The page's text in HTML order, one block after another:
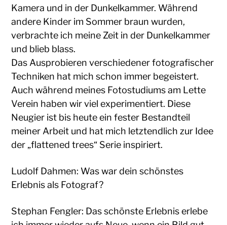
Kamera und in der Dunkelkammer. Während
andere Kinder im Sommer braun wurden,
verbrachte ich meine Zeit in der Dunkelkammer
und blieb blass.
Das Ausprobieren verschiedener fotografischer
Techniken hat mich schon immer begeistert.
Auch während meines Fotostudiums am Lette
Verein haben wir viel experimentiert. Diese
Neugier ist bis heute ein fester Bestandteil
meiner Arbeit und hat mich letztendlich zur Idee
der „flattened trees“ Serie inspiriert.
Ludolf Dahmen: Was war dein schönstes
Erlebnis als Fotograf?
Stephan Fengler: Das schönste Erlebnis erlebe